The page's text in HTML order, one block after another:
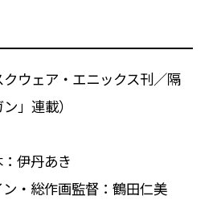
ウェア・エニックス刊／隔
」連載）
伊丹あき
・総作画監督：鶴田仁美